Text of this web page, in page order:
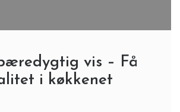
vis – Få
i køkkenet